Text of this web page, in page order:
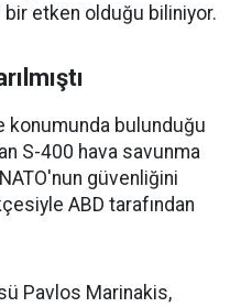
bir etken olduğu biliniyor.
konumunda bulunduğu
S-400 hava savunma
güvenliğini
ABD tarafından
Pavlos Marinakis,